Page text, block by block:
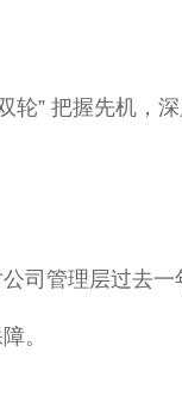
轮” 把握先机，
司管理层过去一
。